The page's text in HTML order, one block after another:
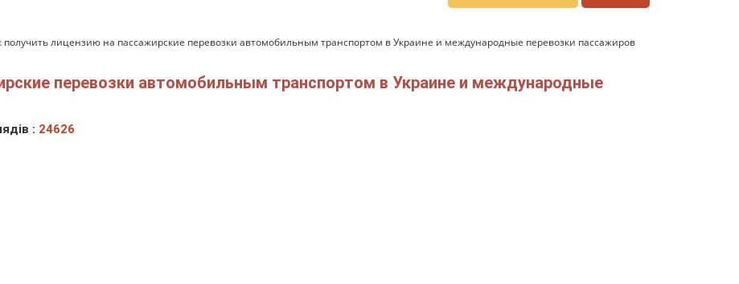
получить лицензию на пассажирские перевозки автомобильным транспортом в Украине и международные перевозки пассажиров
перевозки автомобильным транспортом в Украине и международные
: 24626